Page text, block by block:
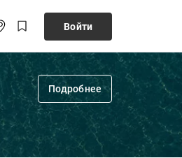
Войти
Подробнее